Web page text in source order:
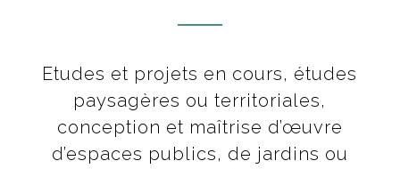
Etudes et projets en cours, études
paysagères ou territoriales,
conception et maîtrise d’œuvre
d’espaces publics, de jardins ou